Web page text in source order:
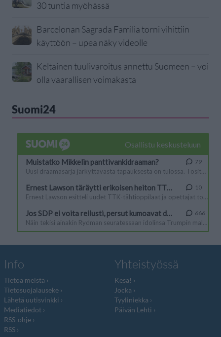
30 tuntia myöhässä
Barcelonan Sagrada Familia torni vihittiin
käyttöön – upea näky videolle
Keltainen tuulivaroitus annettu Suomeen – voi
olla vaarallisen voimakasta
Suomi24
Info
Tietoa meistä
Tietosuojalauseke
Lähetä uutisvinkki
Mediatiedot
RSS-ohje
RSS
Yhteistyössä
Kesä!
Jocka
Tyyliniekka
Päivän Lehti